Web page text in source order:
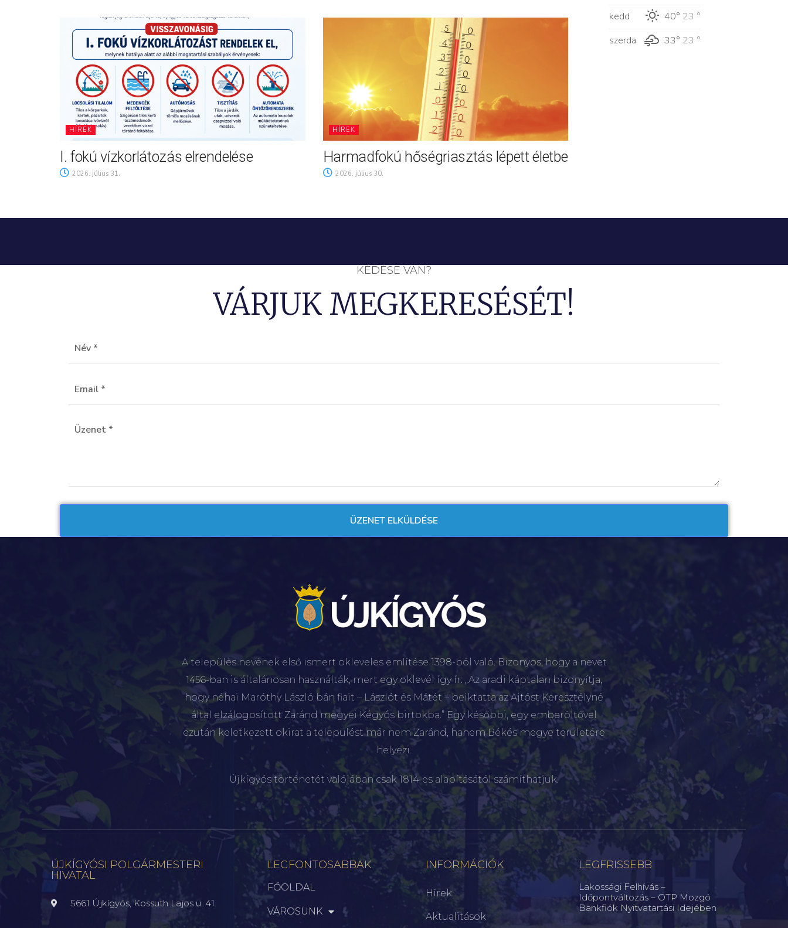
HÍREK
I. fokú vízkorlátozás elrendelése
2026. július 31.
HÍREK
Harmadfokú hőségriasztás lépett életbe
2026. július 30.
kedd
40° 23 °
szerda
33° 23 °
KÉDÉSE VAN?
VÁRJUK MEGKERESÉSÉT!
A település nevének első ismert okleveles említése 1398-ból való. Bizonyos, hogy a nevet
1456-ban is általánosan használták, mert egy oklevél így ír: „Az aradi káptalan bizonyítja,
hogy néhai Maróthy László bán fiait – Lászlót és Mátét – beiktatta az Ajtóst Keresztélyné
által elzálogosított Zaránd megyei Kégyós birtokba.” Egy későbbi, egy emberöltővel
ezután keletkezett okirat a települést már nem Zaránd, hanem Békés megye területére
helyezi.
Újkígyós történetét valójában csak 1814-es alapításától számíthatjuk.
ÚJKÍGYÓSI POLGÁRMESTERI
HIVATAL
5661 Újkígyós, Kossuth Lajos u. 41.
LEGFONTOSABBAK
FŐOLDAL
VÁROSUNK
INFORMÁCIÓK
Hírek
Aktualitások
LEGFRISSEBB
Lakossági Felhívás –
Időpontváltozás – OTP Mozgó
Bankfiók Nyitvatartási Idejében